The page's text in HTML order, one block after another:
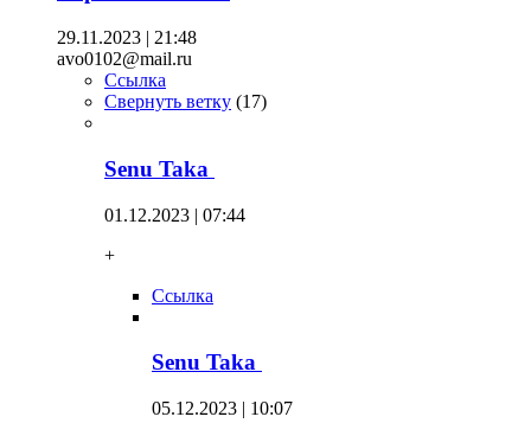
29.11.2023 | 21:48
avo0102@mail.ru
Ссылка
Свернуть ветку (17)
Senu Taka
01.12.2023 | 07:44
+
Ссылка
Senu Taka
05.12.2023 | 10:07